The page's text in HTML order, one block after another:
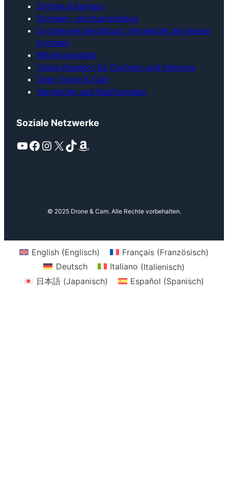
Drohne & Kamera
Drohnen- und Kamerablog
Drohnenvergleichstool: Vergleiche die besten
Drohnen
Mitteilungsblatt
Tolles Angebot für Drohnen und Kameras
Über Drone & Cam
Vergleiche und Kaufratgeber
Soziale Netzwerke
YouTube Facebook Instagram X TikTok Amazon
© 2025 Drone & Cam. Alle Rechte vorbehalten.
English (Englisch) Français (Französisch)
Deutsch
Italiano (Italienisch)
日本語 (Japanisch) Español (Spanisch)